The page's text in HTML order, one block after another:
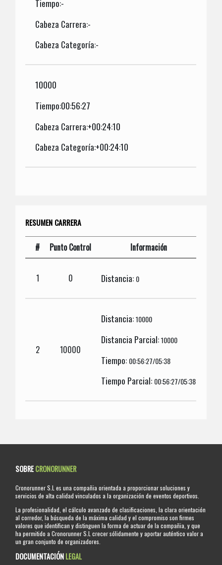
Tiempo:-
Cabeza Carrera:-
Cabeza Categoría:-
10000
Tiempo:00:56:27
Cabeza Carrera:+00:24:10
Cabeza Categoría:+00:24:10
RESUMEN CARRERA
# Punto Control Información
1 0 Distancia: 0
2 10000
Distancia:10000
Distancia Parcial:10000
Tiempo: 00:56:27/05:38
Tiempo Parcial: 00:56:27/05:38
SOBRECRONORUNNER
Cronorunner S.L es una compañia orientada a proporcionar soluciones y
servicios de alta calidad vinculados a la organización de eventos deportivos.
La profesionalidad, el cálculo avanzado de clasificaciones, la clara orientación
al corredor, la búsqueda de la máxima calidad y el compromiso son firmes
valores que identifican y distinguen la forma de actuar de la compañia, y que
ha permitido a Cronorunner S.L crecer sólidamente y aportar auténtico valor a
un gran conjunto de organizadores.
DOCUMENTACIÓNLEGAL